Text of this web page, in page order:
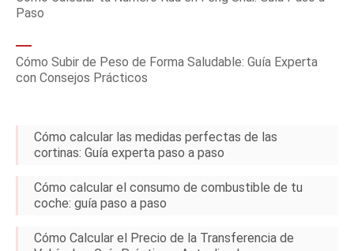
Paso
Cómo Subir de Peso de Forma Saludable: Guía Experta
con Consejos Prácticos
Cómo calcular las medidas perfectas de las
cortinas: Guía experta paso a paso
Cómo calcular el consumo de combustible de tu
coche: guía paso a paso
Cómo Calcular el Precio de la Transferencia de